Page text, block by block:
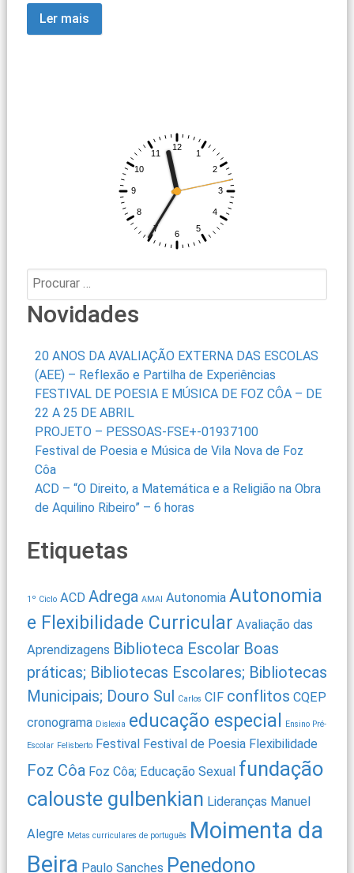
Ler mais
Procurar:
Novidades
20 ANOS DA AVALIAÇÃO EXTERNA DAS ESCOLAS
(AEE) – Reflexão e Partilha de Experiências
FESTIVAL DE POESIA E MÚSICA DE FOZ CÔA – DE
22 A 25 DE ABRIL
PROJETO – PESSOAS-FSE+-01937100
Festival de Poesia e Música de Vila Nova de Foz
Côa
ACD – “O Direito, a Matemática e a Religião na Obra
de Aquilino Ribeiro” – 6 horas
Etiquetas
1º Ciclo ACD Adrega AMAI Autonomia Autonomia
e Flexibilidade Curricular Avaliação das
Aprendizagens Biblioteca Escolar Boas
práticas; Bibliotecas Escolares; Bibliotecas
Municipais; Douro Sul Carlos CIF conflitos CQEP
cronograma Dislexia educação especial Ensino Pré-
Escolar Felisberto Festival Festival de Poesia Flexibilidade
Foz Côa Foz Côa; Educação Sexual fundação
calouste gulbenkian Lideranças Manuel
Alegre Metas curriculares de português Moimenta da
Beira Paulo Sanches Penedono